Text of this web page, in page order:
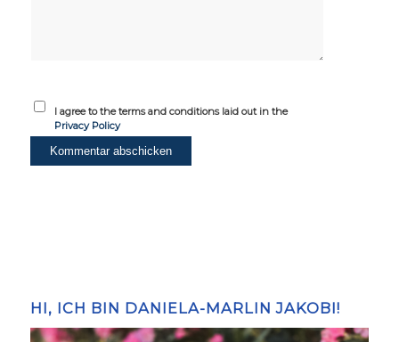
I agree to the terms and conditions laid out in the
Privacy Policy
HI, ICH BIN DANIELA-MARLIN JAKOBI!